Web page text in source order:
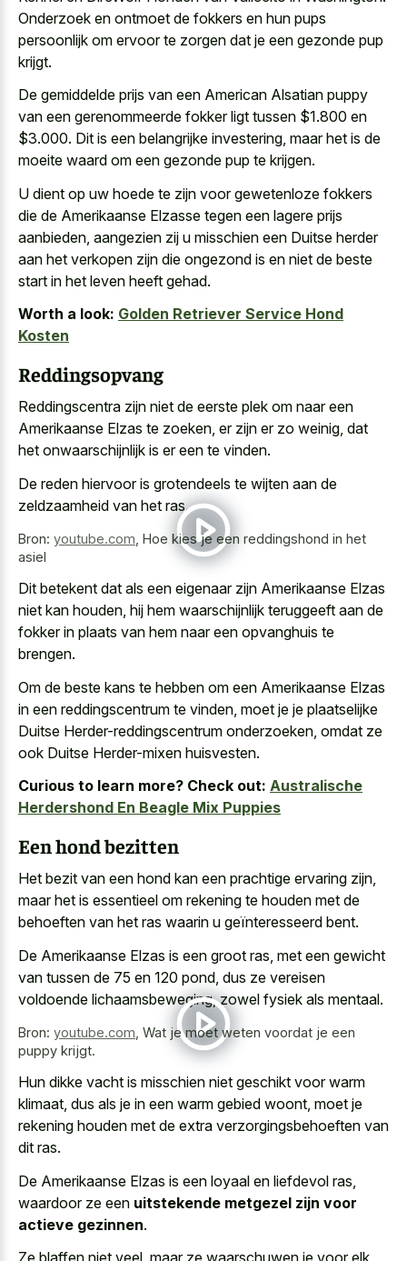
Onderzoek en ontmoet de fokkers en hun pups
persoonlijk om ervoor te zorgen dat je een gezonde pup
krijgt.
De gemiddelde prijs van een American Alsatian puppy
van een gerenommeerde fokker ligt tussen $1.800 en
$3.000. Dit is een belangrijke investering, maar het is de
moeite waard om een gezonde pup te krijgen.
U dient op uw hoede te zijn voor gewetenloze fokkers
die de Amerikaanse Elzasse tegen een lagere prijs
aanbieden, aangezien zij u misschien een Duitse herder
aan het verkopen zijn die ongezond is en niet de beste
start in het leven heeft gehad.
Worth a look: Golden Retriever Service Hond
Kosten
Reddingsopvang
Reddingscentra zijn niet de eerste plek om naar een
Amerikaanse Elzas te zoeken, er zijn er zo weinig, dat
het onwaarschijnlijk is er een te vinden.
De reden hiervoor is grotendeels te wijten aan de
zeldzaamheid van het ras.
Bron: youtube.com Hoe kies je een reddingshond in het
asiel
Dit betekent dat als een eigenaar zijn Amerikaanse Elzas
niet kan houden, hij hem waarschijnlijk teruggeeft aan de
fokker in plaats van hem naar een opvanghuis te
brengen.
Om de beste kans te hebben om een Amerikaanse Elzas
in een reddingscentrum te vinden, moet je je plaatselijke
Duitse Herder-reddingscentrum onderzoeken, omdat ze
ook Duitse Herder-mixen huisvesten.
Curious to learn more? Check out: Australische
Herdershond En Beagle Mix Puppies
Een hond bezitten
Het bezit van een hond kan een prachtige ervaring zijn,
maar het is essentieel om rekening te houden met de
behoeften van het ras waarin u geïnteresseerd bent.
De Amerikaanse Elzas is een groot ras, met een gewicht
van tussen de 75 en 120 pond, dus ze vereisen
voldoende lichaamsbeweging, zowel fysiek als mentaal.
Bron: youtube.com Wat je moet weten voordat je een
puppy krijgt.
Hun dikke vacht is misschien niet geschikt voor warm
klimaat, dus als je in een warm gebied woont, moet je
rekening houden met de extra verzorgingsbehoeften van
dit ras.
De Amerikaanse Elzas is een loyaal en liefdevol ras,
waardoor ze een uitstekende metgezel zijn voor
actieve gezinnen.